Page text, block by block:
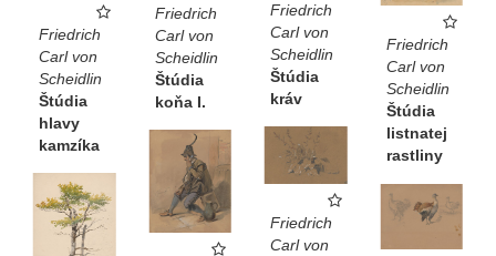
Friedrich
Carl von
Scheidlin
Štúdia
hlavy
kamzíka
Friedrich
Carl von
Scheidlin
Štúdia
koňa I.
Friedrich
Carl von
Scheidlin
Štúdia
kráv
Friedrich
Carl von
Scheidlin
Štúdia
listnatej
rastliny
Friedrich
Carl von